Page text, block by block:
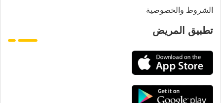
الشروط والخصوصية
تطبيق المريض